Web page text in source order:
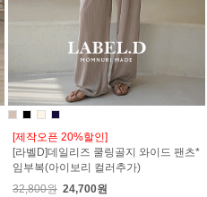
[제작오픈 20%할인]
[라벨D]데일리즈 쿨링골지 와이드 팬츠*
임부복(아이보리 컬러추가)
32,800원 24,700원